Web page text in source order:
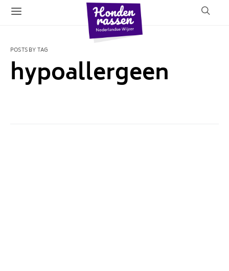
POSTS BY TAG
hypoallergeen